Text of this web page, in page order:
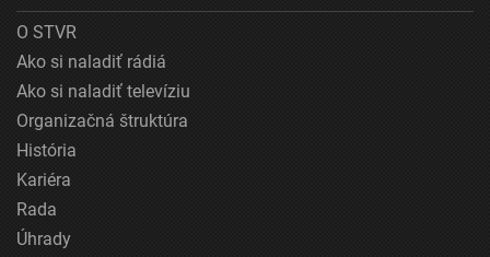
O STVR
Ako si naladiť rádiá
Ako si naladiť televíziu
Organizačná štruktúra
História
Kariéra
Rada
Úhrady